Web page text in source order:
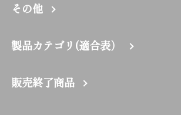
その他
製品カテゴリ(適合表）
販売終了商品